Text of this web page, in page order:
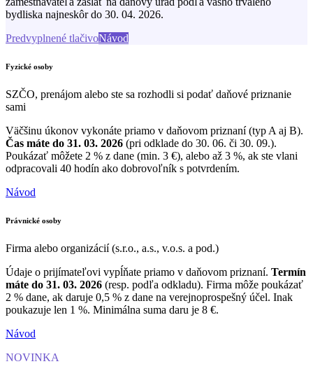
bydliska najneskôr do 30. 04. 2026.
Predvyplnené tlačivoNávod
Fyzické osoby
SZČO, prenájom alebo ste sa rozhodli si podať daňové priznanie
sami
Väčšinu úkonov vykonáte priamo v daňovom priznaní (typ A aj B).
Čas máte do 31. 03. 2026 (pri odklade do 30. 06. či 30. 09.).
Poukázať môžete 2 % z dane (min. 3 €), alebo až 3 %, ak ste vlani
odpracovali 40 hodín ako dobrovoľník s potvrdením.
Návod
Právnické osoby
Firma alebo organizácií (s.r.o., a.s., v.o.s. a pod.)
Údaje o prijímateľovi vypĺňate priamo v daňovom priznaní. Termín
máte do 31. 03. 2026 (resp. podľa odkladu). Firma môže poukázať
2 % dane, ak daruje 0,5 % z dane na verejnoprospešný účel. Inak
poukazuje len 1 %. Minimálna suma daru je 8 €.
Návod
NOVINKA